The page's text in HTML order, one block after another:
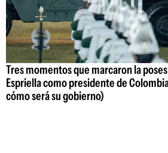
Tres momentos que marcaron la
Espriella como presidente de
cómo será su gobierno)